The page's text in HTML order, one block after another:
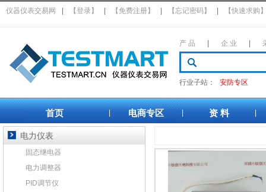
仪器仪表交易网 【登录】 【免费注册】 【忘记密码】 【快速求购
产 品 企 业
行业子站： 安防专区
首页 电商专区 资 料
电力仪表
固态继电器
电力调整器
PID调节仪